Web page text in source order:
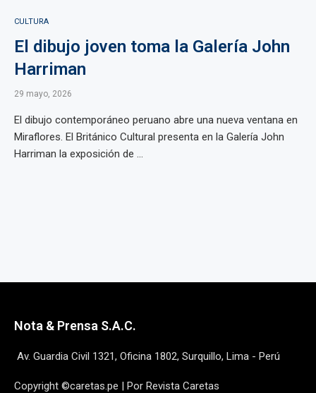
CULTURA
El dibujo joven toma la Galería John
Harriman
29 mayo, 2026
El dibujo contemporáneo peruano abre una nueva ventana en
Miraflores. El Británico Cultural presenta en la Galería John
Harriman la exposición de ...
Nota & Prensa S.A.C.
Av. Guardia Civil 1321, Oficina 1802, Surquillo, Lima - Perú
Copyright ©caretas.pe | Por Revista Caretas